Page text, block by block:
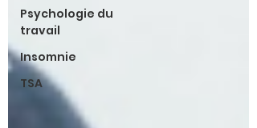
Psychologie du
travail
Insomnie
TSA